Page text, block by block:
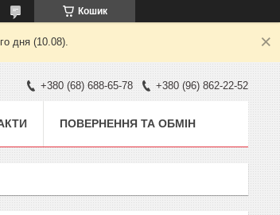
Кошик
дня (10.08).
+380 (68) 688-65-78 +380 (96) 862-22-52
ПОВЕРНЕННЯ ТА ОБМІН